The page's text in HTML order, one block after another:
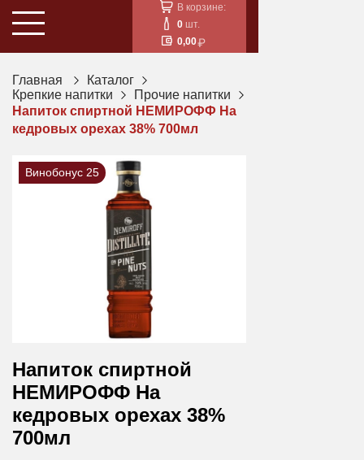
В корзине:
0 шт.
0,00
Главная
Каталог
Крепкие напитки
Прочие напитки
Напиток спиртной НЕМИРОФФ На
кедровых орехах 38% 700мл
Винобонус 25
Напиток спиртной
НЕМИРОФФ На
кедровых орехах 38%
700мл